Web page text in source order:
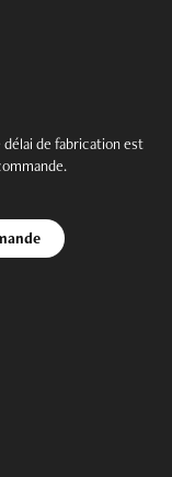
de fabrication est